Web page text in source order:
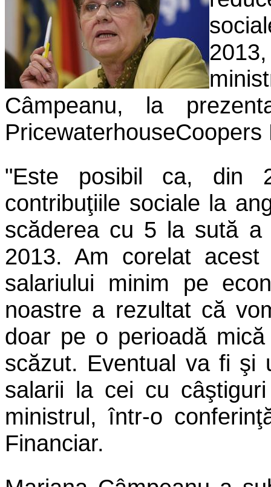
Câmpeanu, la
PricewaterhouseCoopers
"Este posibil ca, din
contribuţiile sociale la
scăderea cu 5 la sută a
2013. Am corelat
salariului minim pe
noastre a rezultat că
doar pe o perioadă
scăzut. Eventual va fi şi
salarii la cei cu
ministrul, într-o
Financiar.